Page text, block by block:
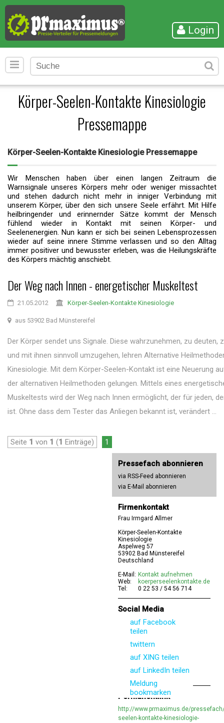
Login
Körper-Seelen-Kontakte Kinesiologie
Pressemappe
Körper-Seelen-Kontakte Kinesiologie Pressemappe
Wir Menschen haben über einen langen Zeitraum die
Warnsignale unseres Körpers mehr oder weniger missachtet
und stehen dadurch nicht mehr in inniger Verbindung mit
unserem Körper, über den sich unsere Seele erfährt. Mit Hilfe
heilbringender und erinnernder Sätze kommt der Mensch
fühlend wieder in Kontakt mit seinen Körper- und
Seelenenergien. Nun kann er sich bei seinen Lebensprozessen
wieder auf seine innere Stimme verlassen und so den Alltag
immer positiver und bewusster erleben, was die Heilungskräfte
des Körpers mächtig anschiebt.
Der Weg nach Innen - energetischer Muskeltest
21.05.2012 Körper-Seelen-Kontakte Kinesiologie
aus 53902 Bad Münstereifel
Der Körper sendet uns Signale. Diese wahrzunehmen, zu deuten,
und mit ihnen sinnvoll umzugehen, lehren Alternative
Kinesiologie. Mit dem Körper-Seelen-Kontakt ist eine Neuerung
der alternativen Heilmethoden gelungen. Mittels eines
Muskeltests wird der Weg nach Innen ermöglicht, der für jeden,
ist. Ohne dass dem Tester das Anliegen bekannt ist, verändert ...
Seite 1 von 1 (1 Einträge) 1
Pressefach abonnieren
via RSS-Feed abonnieren
via E-Mail abonnieren
Firmenkontakt
Frau Irmgard Allmer
Körper-Seelen-Kontakte
Kinesiologie
Aspelweg 57
53902 Bad Münstereifel
Deutschland
E-Mail: Kontakt aufnehmen
Web:
koerperseelenkontakte.de
Tel:
0 22 53 / 54 56 714
Social Media
auf Facebook
teilen
twittern
auf XING teilen
auf LinkedIn teilen
Meldung
bookmarken
Permanentlink
http://www.prmaximus.de/
seelen-kontakte-kinesiologie-